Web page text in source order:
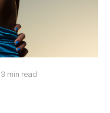
3 min read